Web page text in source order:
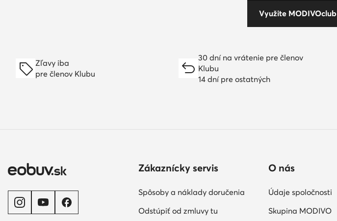
Využite MODIVOclub
Zľavy iba
pre členov Klubu
30 dní na vrátenie pre členov
Klubu
14 dní pre ostatných
Zákaznícky servis
Spôsoby a náklady doručenia
Odstúpiť od zmluvy tu
O nás
Údaje spoločnosti
Skupina MODIVO